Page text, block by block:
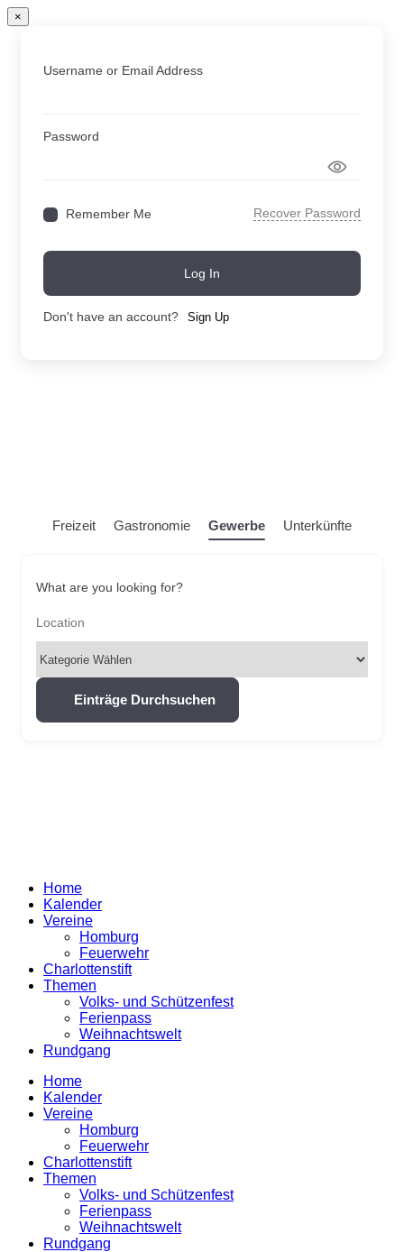
×
Username or Email Address
Password
Remember Me Recover Password
Log In
Don't have an account? Sign Up
Freizeit Gastronomie Gewerbe Unterkünfte
What are you looking for?
Einträge Durchsuchen
Home
Kalender
Vereine
Homburg
Feuerwehr
Charlottenstift
Themen
Volks- und Schützenfest
Ferienpass
Weihnachtswelt
Rundgang
Home
Kalender
Vereine
Homburg
Feuerwehr
Charlottenstift
Themen
Volks- und Schützenfest
Ferienpass
Weihnachtswelt
Rundgang